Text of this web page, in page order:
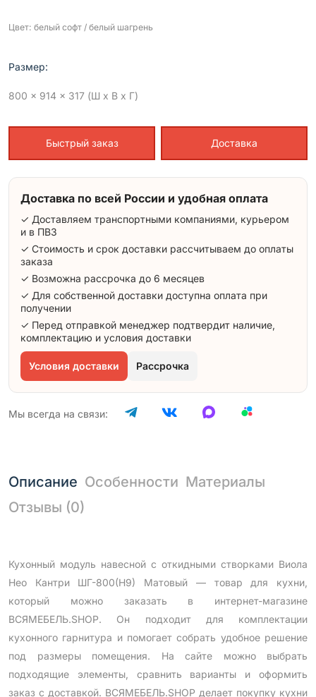
Цвет: белый софт / белый шагрень
Размер:
800 x 914 x 317 (Ш x В x Г)
Быстрый заказ Доставка
Доставка по всей России и удобная оплата
✓ Доставляем транспортными компаниями, курьером
и в ПВЗ
✓ Стоимость и срок доставки рассчитываем до оплаты
заказа
✓ Возможна рассрочка до 6 месяцев
✓ Для собственной доставки доступна оплата при
получении
✓ Перед отправкой менеджер подтвердит наличие,
комплектацию и условия доставки
Условия доставки Рассрочка
Мы всегда на связи:
Описание Особенности Материалы
Отзывы (0)
Кухонный модуль навесной с откидными створками Виола
Нео Кантри ШГ-800(Н9) Матовый — товар для кухни,
который можно заказать в интернет-магазине
ВСЯМЕБЕЛЬ.SHOP. Он подходит для комплектации
кухонного гарнитура и помогает собрать удобное решение
под размеры помещения. На сайте можно выбрать
подходящие элементы, сравнить варианты и оформить
заказ с доставкой. ВСЯМЕБЕЛЬ.SHOP делает покупку кухни